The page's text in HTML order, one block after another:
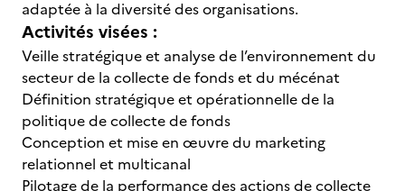
adaptée à la diversité des organisations.
Activités visées :
Veille stratégique et analyse de l’environnement du
secteur de la collecte de fonds et du mécénat
Définition stratégique et opérationnelle de la
politique de collecte de fonds
Conception et mise en œuvre du marketing
relationnel et multicanal
Pilotage de la performance des actions de collecte